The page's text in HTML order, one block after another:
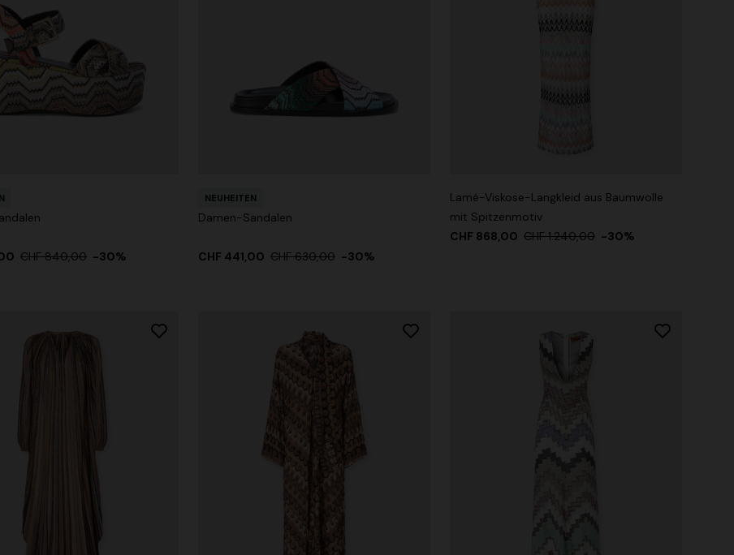
CHF 840,00 -30%
NEUHEITEN
Damen-Sandalen
CHF 441,00 CHF 630,00 -30%
Lamé-Viskose-Langkleid aus Baumwolle
mit Spitzenmotiv
CHF 868,00 CHF 1.240,00 -30%